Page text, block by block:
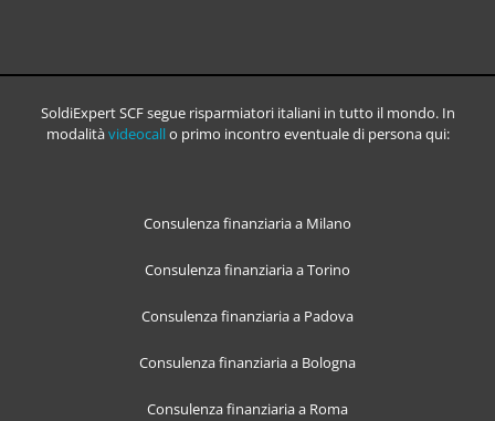
SoldiExpert SCF segue risparmiatori italiani in tutto il mondo. In
modalitàvideocallo primo incontro eventuale di persona qui:
Consulenza finanziaria a Milano
Consulenza finanziaria a Torino
Consulenza finanziaria a Padova
Consulenza finanziaria a Bologna
Consulenza finanziaria a Roma